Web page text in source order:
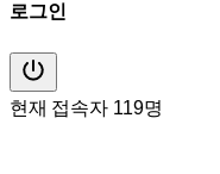
로그인
현재 접속자 119명